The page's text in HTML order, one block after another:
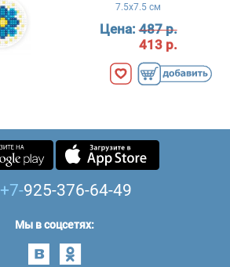
7.5x7.5 см
Цена:487 р.
413 р.
+7-925-376-64-49
Мы в соцсетях: